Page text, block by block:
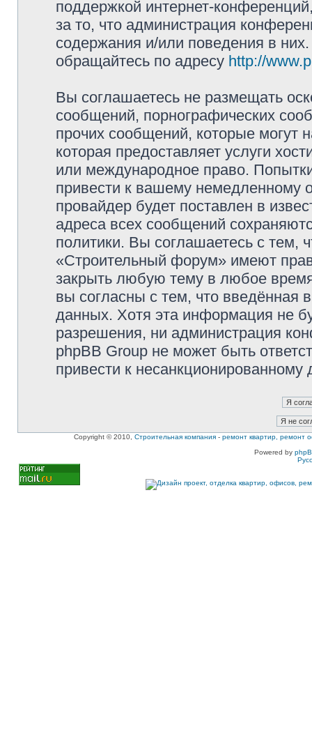
поддержкой интернет-
за то, что администрация
содержания и/или поведения в
обращайтесь по адресу http://
Вы соглашаетесь не размещать
сообщений, порнографических
прочих сообщений, которые могут
которая предоставляет услуги
или международное право.
привести к вашему немедленному
провайдер будет поставлен в
адреса всех сообщений
политики. Вы соглашаетесь с тем,
«Строительный форум» имеют
закрыть любую тему в любое
вы согласны с тем, что введённая
данных. Хотя эта информация не
разрешения, ни администрация
phpBB Group не может быть
привести к несанкционированному
Copyright © 2010, Строительная компания - ремонт квартир, ремонт
Powered by